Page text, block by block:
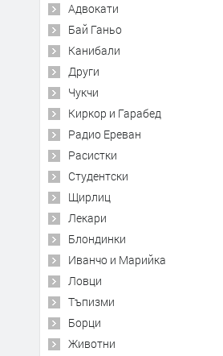
Адвокати
Бай Ганьо
Канибали
Други
Чукчи
Киркор и Гарабед
Радио Ереван
Расистки
Студентски
Щирлиц
Лекари
Блондинки
Иванчо и Марийка
Ловци
Тъпизми
Борци
Животни